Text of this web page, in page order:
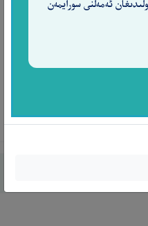
ئەمەلنى سورايمەن